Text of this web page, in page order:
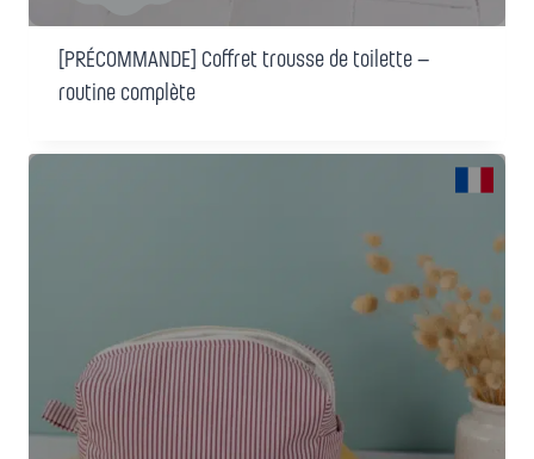
[PRÉCOMMANDE] Coffret trousse de toilette –
routine complète